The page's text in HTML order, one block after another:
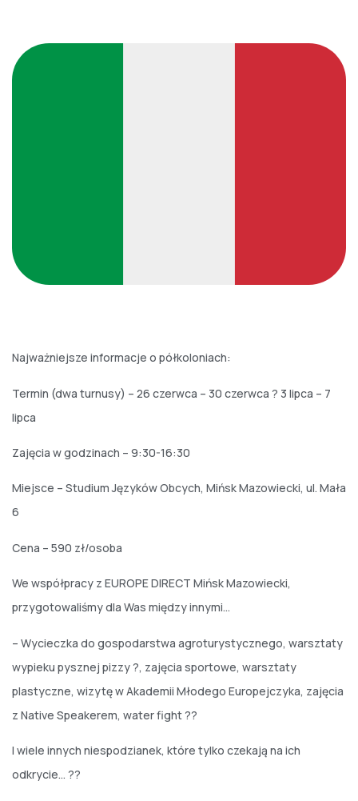
Najważniejsze informacje o półkoloniach:
Termin (dwa turnusy) – 26 czerwca – 30 czerwca ? 3 lipca – 7
lipca
Zajęcia w godzinach – 9:30-16:30
Miejsce – Studium Języków Obcych, Mińsk Mazowiecki, ul. Mała
6
Cena – 590 zł/osoba
We współpracy z EUROPE DIRECT Mińsk Mazowiecki,
przygotowaliśmy dla Was między innymi…
– Wycieczka do gospodarstwa agroturystycznego, warsztaty
wypieku pysznej pizzy ?, zajęcia sportowe, warsztaty
plastyczne, wizytę w Akademii Młodego Europejczyka, zajęcia
z Native Speakerem, water fight ??
I wiele innych niespodzianek, które tylko czekają na ich
odkrycie… ??